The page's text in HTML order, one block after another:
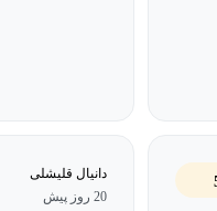
دانیال قلیشلی
20 روز پیش